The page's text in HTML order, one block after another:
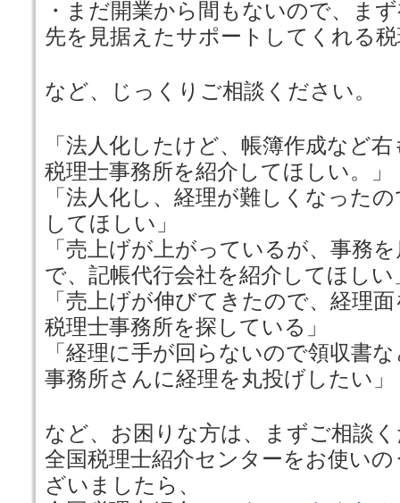
・まだ開業から間もないので、ま
先を見据えたサポートしてくれる
など、じっくりご相談ください。
「法人化したけど、帳簿作成など
税理士事務所を紹介してほしい。」
「法人化し、経理が難しくなった
してほしい」
「売上げが上がっているが、事務
で、記帳代行会社を紹介してほしい
「売上げが伸びてきたので、経理
税理士事務所を探している」
「経理に手が回らないので領収書
事務所さんに経理を丸投げしたい」
など、お困りな方は、まずご相談
全国税理士紹介センターをお使い
ざいましたら、